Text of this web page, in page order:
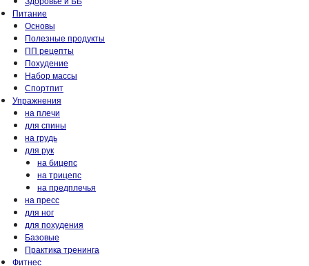
Питание
Основы
Полезные продукты
ПП рецепты
Похудение
Набор массы
Спортпит
Упражнения
на плечи
для спины
на грудь
для рук
на бицепс
на трицепс
на предплечья
на пресс
для ног
для похудения
Базовые
Практика тренинга
Фитнес